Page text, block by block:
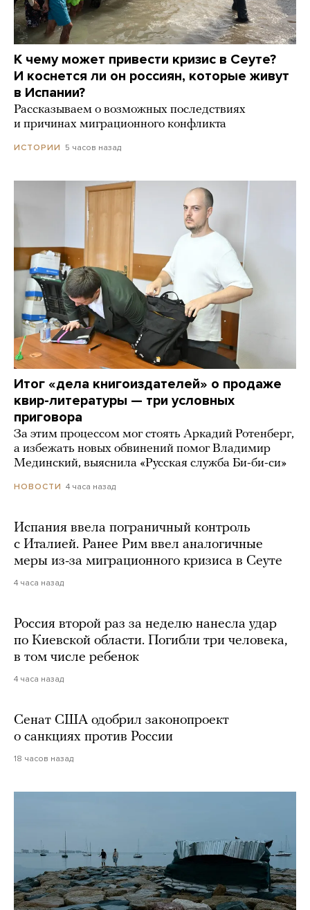
К чему может привести кризис в Сеуте?
И коснется ли он россиян, которые живут
в Испании?
Рассказываем о возможных последствиях
и причинах миграционного конфликта
ИСТОРИИ 5 часов назад
Итог «дела книгоиздателей» о продаже
квир-литературы — три условных
приговора
За этим процессом мог стоять Аркадий Ротенберг,
а избежать новых обвинений помог Владимир
Мединский, выяснила «Русская служба Би-би-си»
НОВОСТИ 4 часа назад
Испания ввела пограничный контроль
с Италией. Ранее Рим ввел аналогичные
меры из-за миграционного кризиса в Сеуте
4 часа назад
Россия второй раз за неделю нанесла удар
по Киевской области. Погибли три человека,
в том числе ребенок
4 часа назад
Сенат США одобрил законопроект
о санкциях против России
18 часов назад